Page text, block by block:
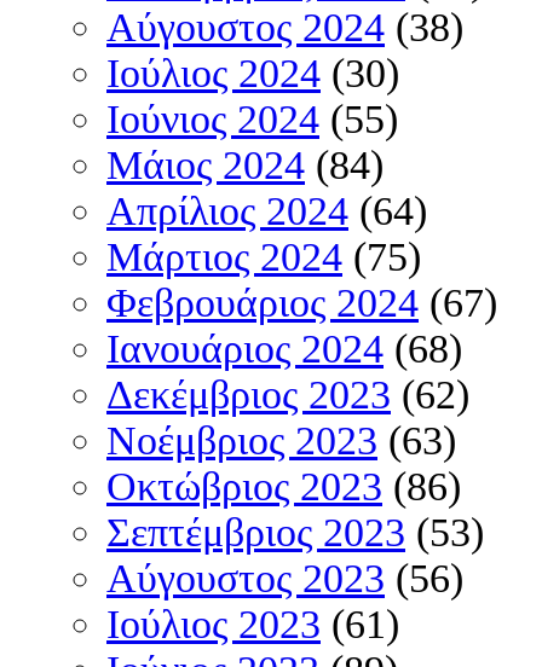
Αύγουστος 2024 (38)
Ιούλιος 2024 (30)
Ιούνιος 2024 (55)
Μάιος 2024 (84)
Απρίλιος 2024 (64)
Μάρτιος 2024 (75)
Φεβρουάριος 2024 (67)
Ιανουάριος 2024 (68)
Δεκέμβριος 2023 (62)
Νοέμβριος 2023 (63)
Οκτώβριος 2023 (86)
Σεπτέμβριος 2023 (53)
Αύγουστος 2023 (56)
Ιούλιος 2023 (61)